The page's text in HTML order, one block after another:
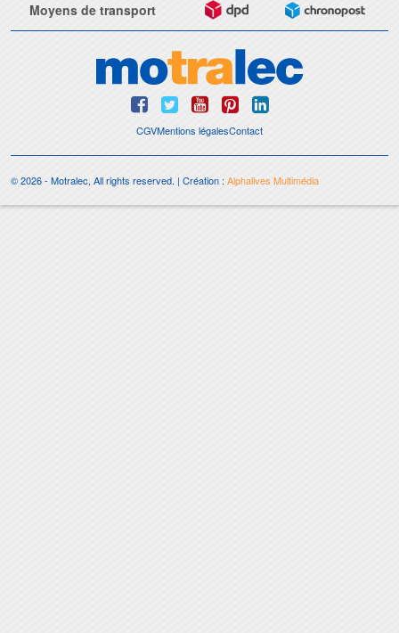
Moyens de transport
CGVMentions légalesContact
© 2026 - Motralec, All rights reserved. | Création :Alphalives Multimédia